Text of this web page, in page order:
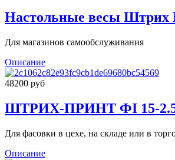
Настольные весы Штрих
Для магазинов самообслуживания
Описание
48200 руб
ШТРИХ-ПРИНТ ФI 15-2.5
Для фасовки в цехе, на складе или в
Описание